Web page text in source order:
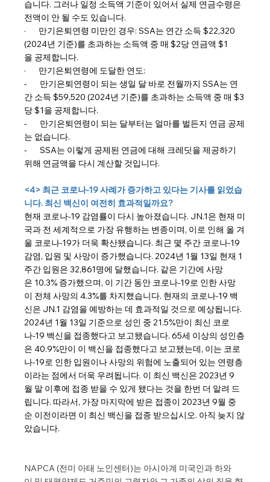
습니다. 그러나 일정 소득액 기준이 있어서 실제 연금수령은
전액이 안 될 수도 있습니다.
·       만기은퇴연령 미만인 경우: SSA는 연간 소득 $22,320
(2024년 기준)를 초과하는 소득액 중 매 $2당 연금액 $1
을 공제합니다.
·       만기은퇴연령에 도달한 연도:
-       만기은퇴연령이 되는 생일 달 바로 전월까지 SSA는 연
간 소득 $59,520 (2024년 기준)를 초과하는 소득액 중 매 $3
당 $1을 공제합니다.
-       만기은퇴연령이 되는 달부터는 얼마를 벌든지 연금 공제
는 없습니다.
-       SSA는 이렇게 공제된 연금에 대해 크레딧을 제공하기
위해 연금액을 다시 계산할 것입니다.
<4> 최근 코로나-19 사례가 증가하고 있다는 기사를 읽었습
니다. 최신 백신이 여전히 효과적일까요?
현재 코로나-19 감염률이 다시 높아졌습니다. JN.1은 현재 미
국과 전 세계적으로 가장 유행하는 변종이며, 이로 인해 올 겨
울 코로나-19가 더욱 확산됐습니다. 최근 몇 주간 코로나-19
감염, 입원 및 사망이 증가했습니다. 2024년 1월 13일 현재 1
주간 입원은 32,861명에 달했습니다. 같은 기간에 사망
은 10.3% 증가했으며, 이 기간 동안 코로나-19로 인한 사망
이 전체 사망의 4.3%를 차지했습니다. 현재의 코로나-19 백
신은 JN.1 감염을 예방하는 데 효과적일 것으로 예상됩니다.
2024년 1월 13일 기준으로 성인 중 21.5%만이 최신 코로
나-19 백신을 접종했다고 보고됐습니다. 65세 이상의 성인층
은 40.9%만이 이 백신을 접종했다고 보고됐는데, 이는 코로
나-19로 인한 입원이나 사망의 위험에 노출되어 있는 연령층
이라는 점에서 더욱 우려됩니다. 이 최신 백신은 2023년 9
월 말 이후에 접종 받을 수 있게 됐다는 것을 한번 더 알려 드
립니다. 따라서, 가장 마지막에 받은 접종이 2023년 9월 중
순 이전이라면 이 최신 백신을 접종 받으십시오. 아직 늦지 않
았습니다.
NAPCA (전미 아태 노인센터)는 아시아계 미국인과 하와